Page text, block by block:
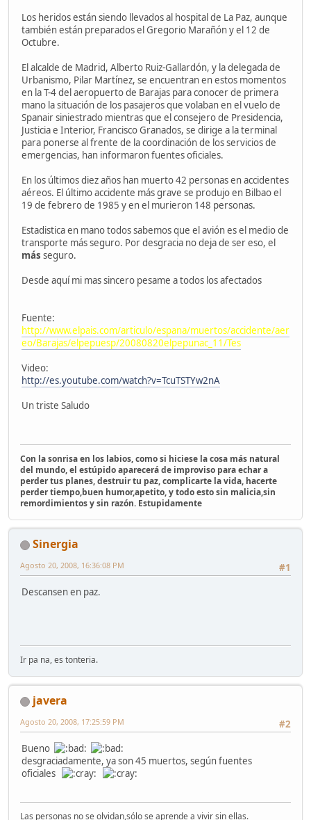
Los heridos están siendo llevados al hospital de La Paz, aunque
también están preparados el Gregorio Marañón y el 12 de
Octubre.
El alcalde de Madrid, Alberto Ruiz-Gallardón, y la delegada de
Urbanismo, Pilar Martínez, se encuentran en estos momentos
en la T-4 del aeropuerto de Barajas para conocer de primera
mano la situación de los pasajeros que volaban en el vuelo de
Spanair siniestrado mientras que el consejero de Presidencia,
Justicia e Interior, Francisco Granados, se dirige a la terminal
para ponerse al frente de la coordinación de los servicios de
emergencias, han informaron fuentes oficiales.
En los últimos diez años han muerto 42 personas en accidentes
aéreos. El último accidente más grave se produjo en Bilbao el
19 de febrero de 1985 y en el murieron 148 personas.
Estadistica en mano todos sabemos que el avión es el medio de
transporte más seguro. Por desgracia no deja de ser eso, el
más seguro.
Desde aquí mi mas sincero pesame a todos los afectados
Fuente:
http://www.elpais.com/articulo/espana/muertos/accidente/aer
eo/Barajas/elpepuesp/20080820elpepunac_11/Tes
Video:
http://es.youtube.com/watch?v=TcuTSTYw2nA
Un triste Saludo
Con la sonrisa en los labios, como si hiciese la cosa más natural
del mundo, el estúpido aparecerá de improviso para echar a
perder tus planes, destruir tu paz, complicarte la vida, hacerte
perder tiempo,buen humor,apetito, y todo esto sin malicia,sin
remordimientos y sin razón. Estupidamente
Sinergia
#1
Agosto 20, 2008, 16:36:08 PM
Descansen en paz.
Ir pa na, es tonteria.
javera
#2
Agosto 20, 2008, 17:25:59 PM
Bueno
desgraciadamente, ya son 45 muertos, según fuentes
oficiales
Las personas no se olvidan,sólo se aprende a vivir sin ellas.